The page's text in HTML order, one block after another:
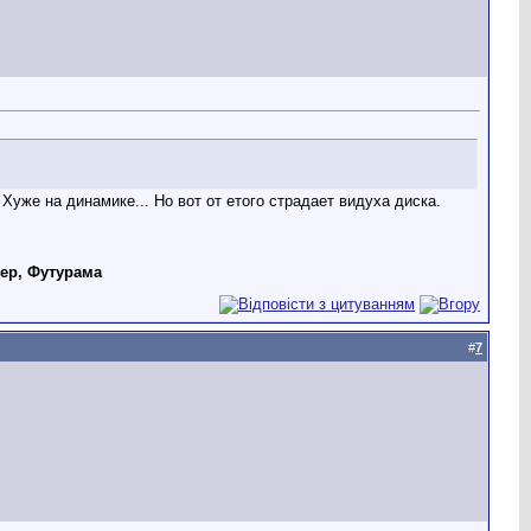
на динамике... Но вот от етого страдает видуха диска.
Футурама
#7